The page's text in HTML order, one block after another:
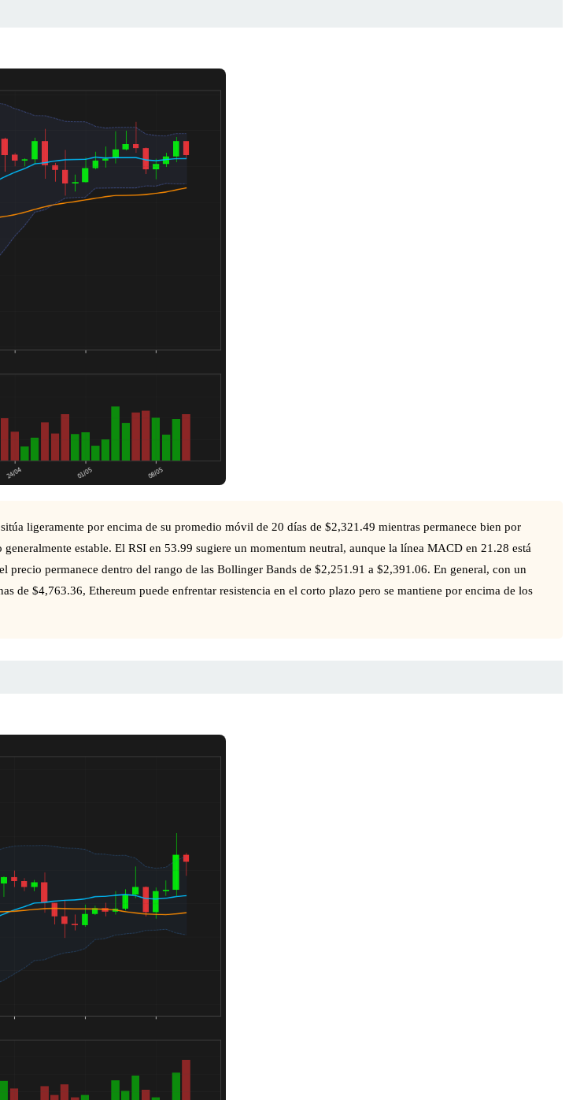
ligeramente por encima de su promedio móvil de 20 días de $2,321.49 mientras permanece bien por
estable. El RSI en 53.99 sugiere un momentum neutral, aunque la línea MACD en 21.28 está
permanece dentro del rango de las Bollinger Bands de $2,251.91 a $2,391.06. En general, con un
de $4,763.36, Ethereum puede enfrentar resistencia en el corto plazo pero se mantiene por encima de los